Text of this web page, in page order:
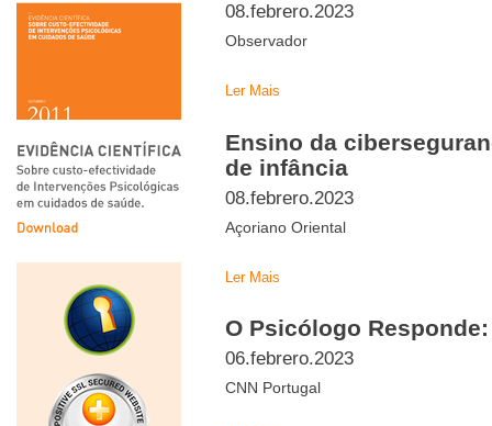
08.febrero.2023
Observador
Ler Mais
Ensino da
de infância
08.febrero.2023
Açoriano Oriental
Ler Mais
O Psicólogo
06.febrero.2023
CNN Portugal